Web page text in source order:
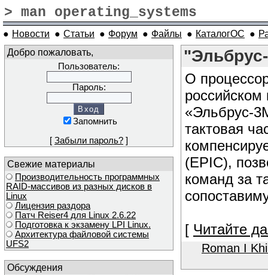
> man operating_systems
● Новости ● Статьи ● Форум ● Файлы ● КаталогОС ●
Добро пожаловать,
Пользователь:
Пароль:
Запомнить
[ Забыли пароль? ]
Свежие материалы
Производительность программных
RAID-массивов из разных дисков в
Linux
Лицензия раздора
Патч Reiser4 для Linux 2.6.22
Подготовка к экзамену LPI Linux.
Архитектура файловой системы
UFS2
Обсуждения
О
«Эльбрус-
тактовая
(EPIC),
команд за
[ Читайте
Roman I